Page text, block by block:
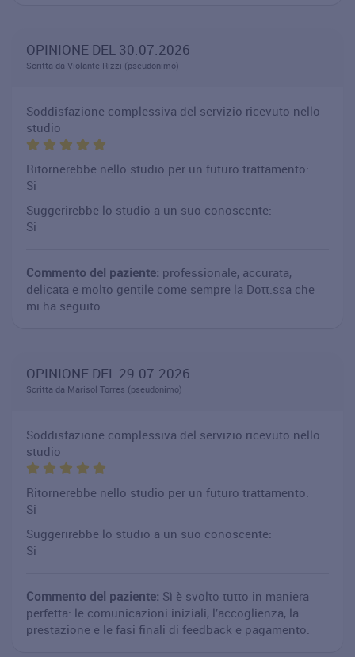
OPINIONE DEL 30.07.2026
Scritta da Violante Rizzi (pseudonimo)
Soddisfazione complessiva del servizio ricevuto nello
studio
Ritornerebbe nello studio per un futuro trattamento:
Si
Suggerirebbe lo studio a un suo conoscente:
Si
Commento del paziente: professionale, accurata,
delicata e molto gentile come sempre la Dott.ssa che
mi ha seguito.
OPINIONE DEL 29.07.2026
Scritta da Marisol Torres (pseudonimo)
Soddisfazione complessiva del servizio ricevuto nello
studio
Ritornerebbe nello studio per un futuro trattamento:
Si
Suggerirebbe lo studio a un suo conoscente:
Si
Commento del paziente: Sì è svolto tutto in maniera
perfetta: le comunicazioni iniziali, l’accoglienza, la
prestazione e le fasi finali di feedback e pagamento.